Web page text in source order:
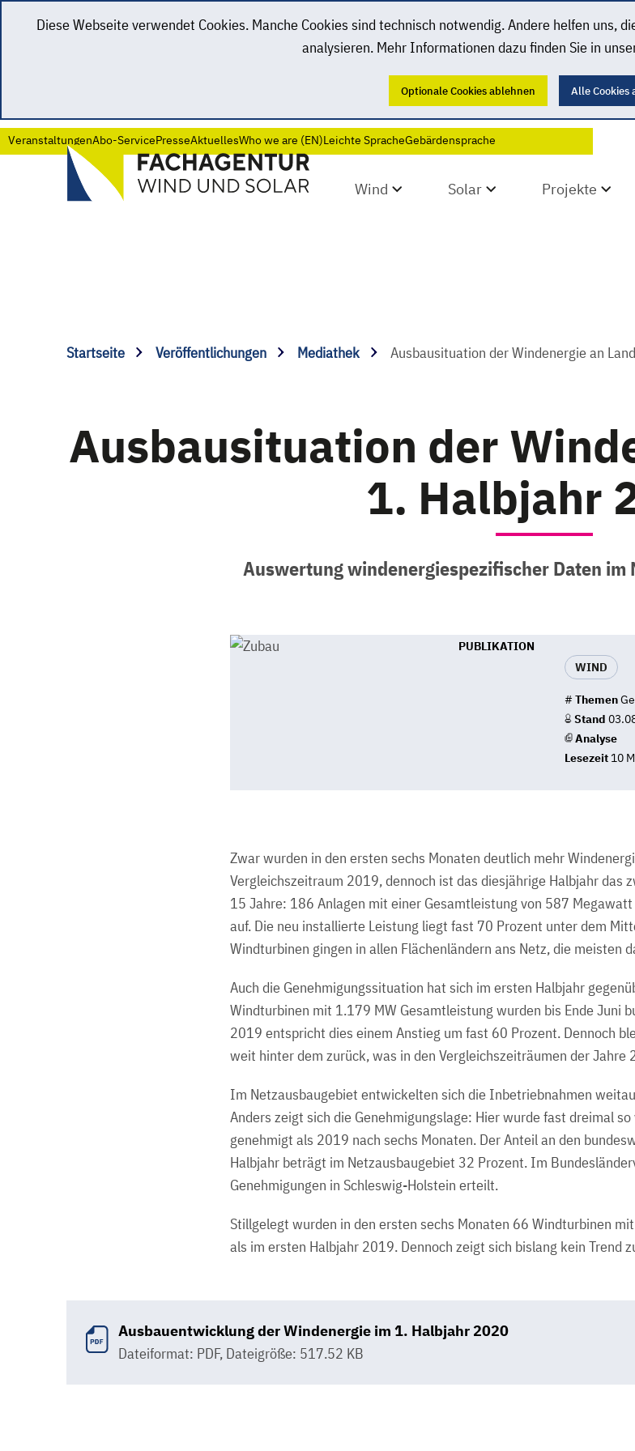
Diese Webseite verwendet Cookies. Manche Cookies sind technisch notwendig. Andere helfen uns,
analysieren. Mehr Informationen dazu finden Sie in
Optionale Cookies ablehnen Alle Cookies
VeranstaltungenAbo-ServicePresseAktuellesWho we are (EN)Leichte SpracheGebärdensprache
Wind Solar Projekte
Startseite Veröffentlichungen Mediathek Ausbausituation der Windenergie an
Ausbausituation der
1. Halbjahr
Auswertung windenergiespezifischer Daten
PUBLIKATION
WIND
# Themen
Stand
Analyse
Lesezeit 10
Zwar wurden in den ersten sechs Monaten deutlich mehr
Vergleichszeitraum 2019, dennoch ist das diesjährige Halbjahr das
15 Jahre: 186 Anlagen mit einer Gesamtleistung von 587
auf. Die neu installierte Leistung liegt fast 70 Prozent unter dem
Windturbinen gingen in allen Flächenländern ans Netz, die meisten
Auch die Genehmigungssituation hat sich im ersten Halbjahr
Windturbinen mit 1.179 MW Gesamtleistung wurden bis Ende Juni
2019 entspricht dies einem Anstieg um fast 60 Prozent. Dennoch
weit hinter dem zurück, was in den Vergleichszeiträumen der
Im Netzausbaugebiet entwickelten sich die Inbetriebnahmen
Anders zeigt sich die Genehmigungslage: Hier wurde fast dreimal
genehmigt als 2019 nach sechs Monaten. Der Anteil an den
Halbjahr beträgt im Netzausbaugebiet 32 Prozent. Im
Genehmigungen in Schleswig-Holstein erteilt.
Stillgelegt wurden in den ersten sechs Monaten 66 Windturbinen
als im ersten Halbjahr 2019. Dennoch zeigt sich bislang kein Trend
Ausbauentwicklung der Windenergie im 1. Halbjahr 2020
Dateiformat: PDF, Dateigröße: 517.52 KB